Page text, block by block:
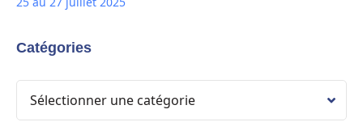
Catégories